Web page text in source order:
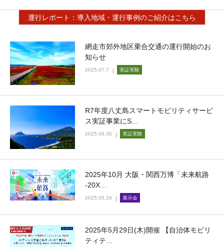
運行レポート：導入地域・運行事例のご紹介はこちら
網走市郊外地区乗合交通の運行開始のお
知らせ
2025.07.7 実証実験
R7年度八丈島スマートモビリティサービ
ス実証事業にS…
2025.06.30 実証実験
2025年10月 大阪・関西万博「未来航路
-20X…
2025.05.26 展示会
2025年5月29日(木)開催 【自治体モビリ
ティテ…